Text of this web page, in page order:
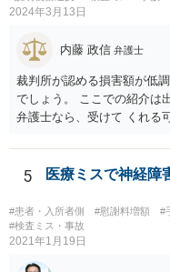
ない（多少の増額はあり得
と思われます。 弁護士が介
とは多々あるため、可能で
めしたいところです。
2024年3月13日
内藤 政信 弁護士
裁判所が認める損害額が低
でしょう。 ここでの紹介は
弁護士なら、受けて くれる
5 医療ミスで神経障
#患者・入所者側 #慰謝料増額 #
#検査ミス・事故
2021年1月19日